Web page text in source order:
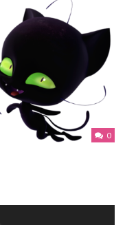
0